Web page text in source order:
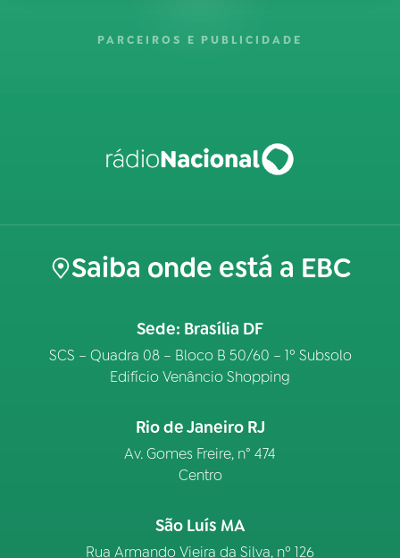
PARCEIROS E PUBLICIDADE
Saiba onde está a EBC
Sede: Brasília DF
SCS – Quadra 08 – Bloco B 50/60 – 1º Subsolo
Edifício Venâncio Shopping
Rio de Janeiro RJ
Av. Gomes Freire, n° 474
Centro
São Luís MA
Rua Armando Vieira da Silva, nº 126